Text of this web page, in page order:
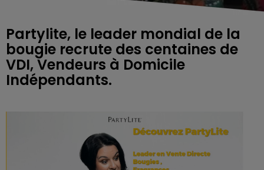
Partylite, le leader mondial de la
bougie recrute des centaines de
VDI, Vendeurs à Domicile
Indépendants.